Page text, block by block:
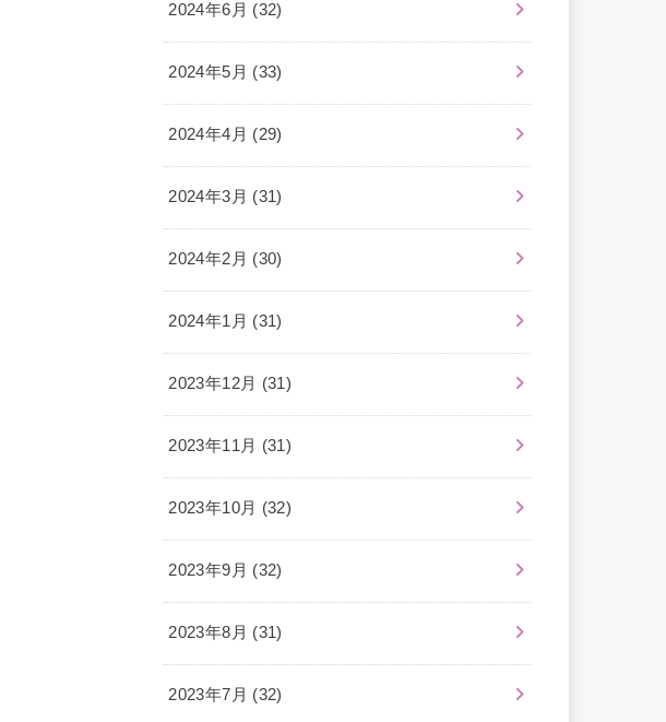
2024年6月 (32)
2024年5月 (33)
2024年4月 (29)
2024年3月 (31)
2024年2月 (30)
2024年1月 (31)
2023年12月 (31)
2023年11月 (31)
2023年10月 (32)
2023年9月 (32)
2023年8月 (31)
2023年7月 (32)